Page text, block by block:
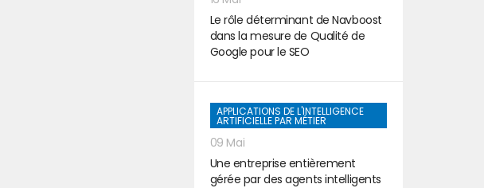
Le rôle déterminant de Navboost
dans la mesure de Qualité de
Google pour le SEO
APPLICATIONS DE L'INTELLIGENCE
ARTIFICIELLE PAR MÉTIER
09 Mai
Une entreprise entièrement
gérée par des agents intelligents